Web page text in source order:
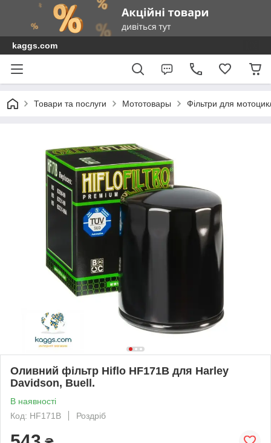
kaggs.com
Товари та послуги Мототовары Фільтри для
Оливний фільтр Hiflo HF171B для Harley
Davidson, Buell.
В наявності
Код: HF171B
Роздріб